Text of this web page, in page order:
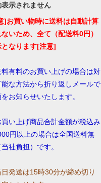
表示されません
]お買い物時に送料は自動計算
いため、全て（配送料0円）
となります[注意]
有料のお買い上げの場合は対
能な方法から折り返しメールで
お知らせいたします。
い上げ商品合計金額が税込み
円以上の場合は全国送料無
社負担）です。
発送は15時30分が締め切り